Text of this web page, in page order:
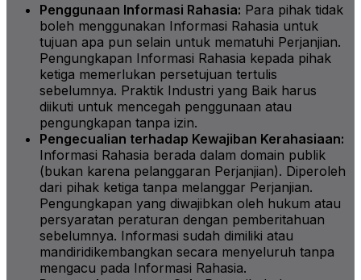
Penggunaan Informasi Rahasia: Para pihak tidak
boleh menggunakan Informasi Rahasia untuk
tujuan apa pun selain untuk mematuhi Perjanjian.
Pengungkapan Informasi Rahasia kepada pihak
ketiga memerlukan persetujuan tertulis
sebelumnya. Praktik Industri yang Baik harus
diikuti untuk mencegah penggunaan atau
pengungkapan tanpa izin.
Pengecualian terhadap Kewajiban Kerahasiaan:
Informasi Rahasia berada dalam domain publik
(bukan karena pelanggaran Perjanjian). Diperoleh
dari pihak ketiga tanpa melanggar Perjanjian.
Pengungkapan yang diwajibkan oleh hukum atau
persyaratan peraturan dengan pemberitahuan
sebelumnya. Informasi sudah dimiliki atau
mandiridikembangkan secara menyeluruh tanpa
mengacu pada Informasi Rahasia.